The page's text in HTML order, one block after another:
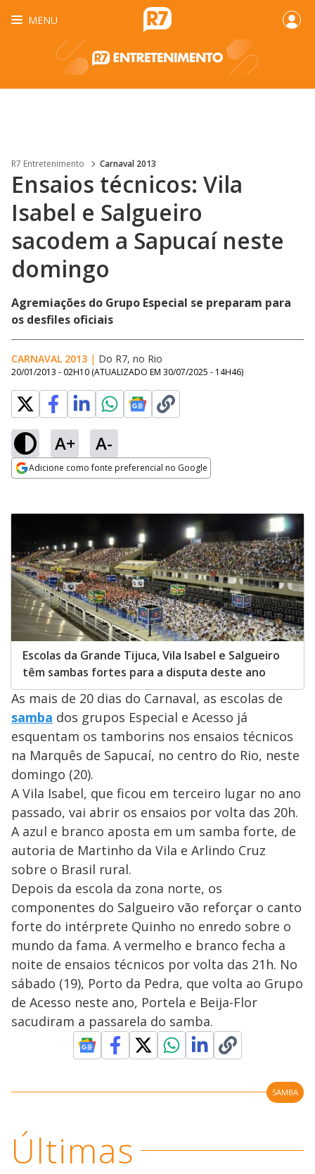
MENU
R7 Entretenimento Carnaval 2013
Ensaios técnicos: Vila
Isabel e Salgueiro
sacodem a Sapucaí neste
domingo
Agremiações do Grupo Especial se preparam para
os desfiles oficiais
CARNAVAL 2013 | Do R7, no Rio
20/01/2013 - 02H10 (ATUALIZADO EM 30/07/2025 - 14H46)
A+ A-
Adicione como fonte preferencial no Google
Escolas da Grande Tijuca, Vila Isabel e Salgueiro
têm sambas fortes para a disputa deste ano
As mais de 20 dias do Carnaval, as escolas de
samba dos grupos Especial e Acesso já
esquentam os tamborins nos ensaios técnicos
na Marquês de Sapucaí, no centro do Rio, neste
domingo (20).
A Vila Isabel, que ficou em terceiro lugar no ano
passado, vai abrir os ensaios por volta das 20h.
A azul e branco aposta em um samba forte, de
autoria de Martinho da Vila e Arlindo Cruz
sobre o Brasil rural.
Depois da escola da zona norte, os
componentes do Salgueiro vão reforçar o canto
forte do intérprete Quinho no enredo sobre o
mundo da fama. A vermelho e branco fecha a
noite de ensaios técnicos por volta das 21h. No
sábado (19), Porto da Pedra, que volta ao Grupo
de Acesso neste ano, Portela e Beija-Flor
sacudiram a passarela do samba.
SAMBA
Últimas